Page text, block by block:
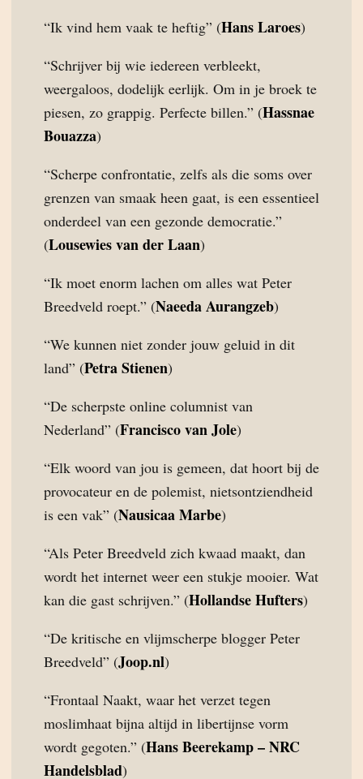
“Ik vind hem vaak te heftig” (Hans Laroes)
“Schrijver bij wie iedereen verbleekt,
weergaloos, dodelijk eerlijk. Om in je broek te
piesen, zo grappig. Perfecte billen.” (Hassnae
Bouazza)
“Scherpe confrontatie, zelfs als die soms over
grenzen van smaak heen gaat, is een essentieel
onderdeel van een gezonde democratie.”
(Lousewies van der Laan)
“Ik moet enorm lachen om alles wat Peter
Breedveld roept.” (Naeeda Aurangzeb)
“We kunnen niet zonder jouw geluid in dit
land” (Petra Stienen)
“De scherpste online columnist van
Nederland” (Francisco van Jole)
“Elk woord van jou is gemeen, dat hoort bij de
provocateur en de polemist, nietsontziendheid
is een vak” (Nausicaa Marbe)
“Als Peter Breedveld zich kwaad maakt, dan
wordt het internet weer een stukje mooier. Wat
kan die gast schrijven.” (Hollandse Hufters)
“De kritische en vlijmscherpe blogger Peter
Breedveld” (Joop.nl)
“Frontaal Naakt, waar het verzet tegen
moslimhaat bijna altijd in libertijnse vorm
wordt gegoten.” (Hans Beerekamp – NRC
Handelsblad)